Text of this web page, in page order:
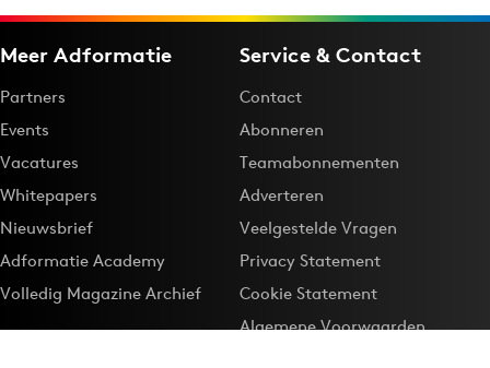
Meer Adformatie
Partners
Events
Vacatures
Whitepapers
Nieuwsbrief
Adformatie Academy
Volledig Magazine Archief
Service & Contact
Contact
Abonneren
Teamabonnementen
Adverteren
Veelgestelde Vragen
Privacy Statement
Cookie Statement
Algemene Voorwaarden